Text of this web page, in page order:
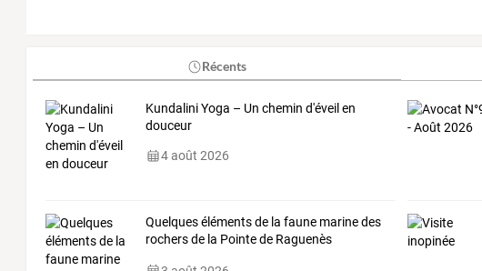
Récents
Kundalini Yoga – Un chemin d'éveil en
douceur
4 août 2026
Quelques éléments de la faune marine des
rochers de la Pointe de Raguenès